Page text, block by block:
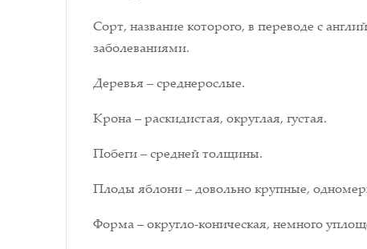
Сорт, название которого, в переводе с
заболеваниями.
Деревья – среднерослые.
Крона – раскидистая, округлая, густая.
Побеги – средней толщины.
Плоды яблони – довольно крупные,
Форма – округло-коническая, немного